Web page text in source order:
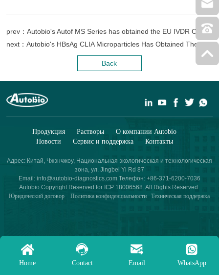
Home Contact Email WhatsApp
prev：Autobio's Autof MS Series has obtained the EU IVDR Class C registration certificate.
next：Autobio's HBsAg CLIA Microparticles Has Obtained The EU CE IVDR Class D Certificate.
Back
Продукция Растворы
О компании Autobio
Новости
Сервис и поддержка Контакты
Адрес: Китай, Чжэнчжоу, Национальная экологическая и технологическая
зона, ул. Jingbei Yi Rd 87
Email: info@autobio-diagnostics.com Телефон: +86-371-6200-7036
Autobio Copyright Reserved for ICP 18006568. All Rights Reserved.
Юридический договор
Политика конфиденциальности Техническая поддержка